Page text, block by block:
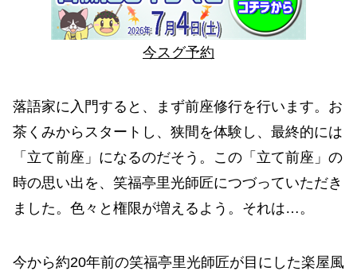
今スグ予約
落語家に入門すると、まず前座修行を行います。お
茶くみからスタートし、狭間を体験し、最終的には
「立て前座」になるのだそう。この「立て前座」の
時の思い出を、笑福亭里光師匠につづっていただき
ました。色々と権限が増えるよう。それは…。
今から約20年前の笑福亭里光師匠が目にした楽屋風